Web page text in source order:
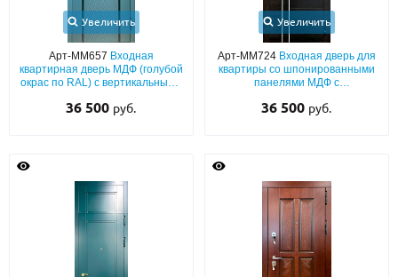
Увеличить
Арт-ММ657 Входная
квартирная дверь МДФ (голубой
окрас по RAL) с вертикальными
36 500 руб.
Увеличить
Арт-ММ724 Входная дверь для
квартиры со шпонированными
панелями МДФ с
36 500 руб.